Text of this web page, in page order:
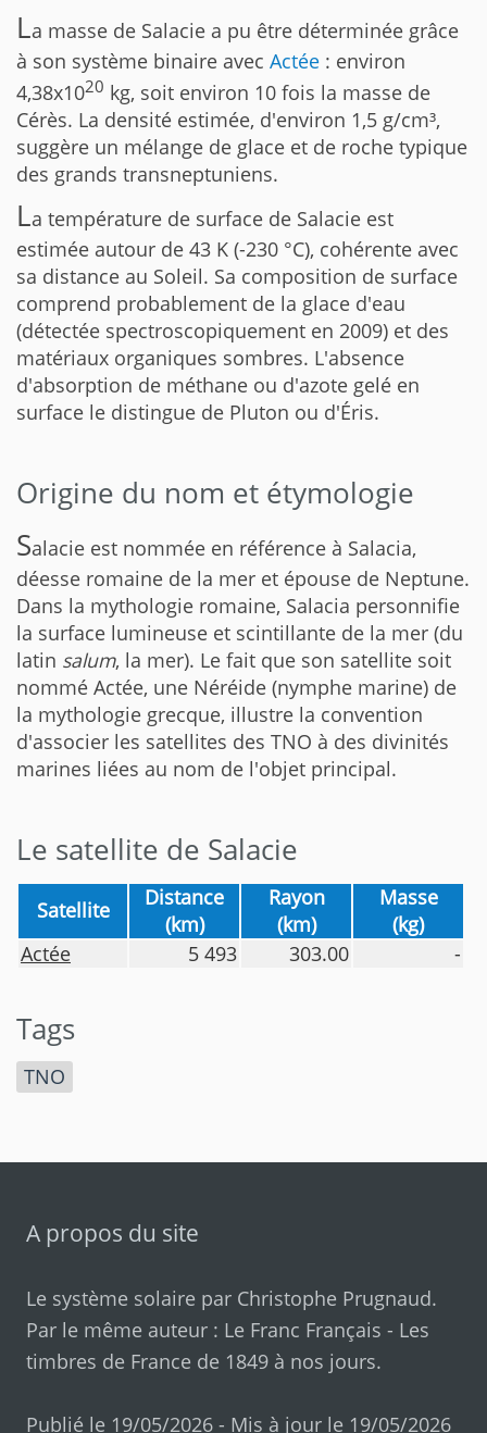
La masse de Salacie a pu être déterminée grâce
à son système binaire avec Actée : environ
4,38x1020 kg, soit environ 10 fois la masse de
Cérès. La densité estimée, d'environ 1,5 g/cm³,
suggère un mélange de glace et de roche typique
des grands transneptuniens.
La température de surface de Salacie est
estimée autour de 43 K (-230 °C), cohérente avec
sa distance au Soleil. Sa composition de surface
comprend probablement de la glace d'eau
(détectée spectroscopiquement en 2009) et des
matériaux organiques sombres. L'absence
d'absorption de méthane ou d'azote gelé en
surface le distingue de Pluton ou d'Éris.
Origine du nom et étymologie
Salacie est nommée en référence à Salacia,
déesse romaine de la mer et épouse de Neptune.
Dans la mythologie romaine, Salacia personnifie
la surface lumineuse et scintillante de la mer (du
latin salum, la mer). Le fait que son satellite soit
nommé Actée, une Néréide (nymphe marine) de
la mythologie grecque, illustre la convention
d'associer les satellites des TNO à des divinités
marines liées au nom de l'objet principal.
Le satellite de Salacie
Satellite
Distance
(km)
Rayon
(km)
Masse
(kg)
Actée
5 493 303.00 -
Tags
TNO
A propos du site
Le système solaire par Christophe Prugnaud.
Par le même auteur : Le Franc Français - Les
timbres de France de 1849 à nos jours.
Publié le 19/05/2026 - Mis à jour le 19/05/2026